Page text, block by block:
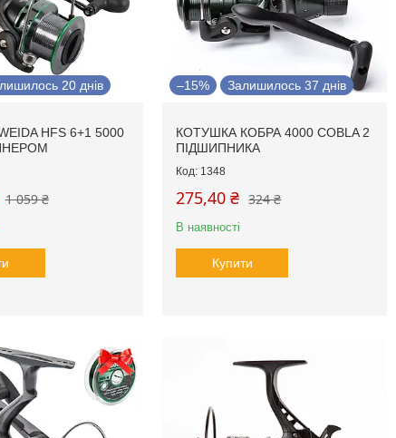
20 днів
HFS 6+1 5000
1 059 ₴
–15% Залишилось 37 днів
КОТУШКА КОБРА 4000 COBLA 2
ПІДШИПНИКА
1348
324 ₴
275,40 ₴
В наявності
Купити